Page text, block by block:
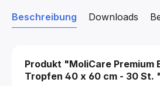
Beschreibung Downloads
Produkt "MoliCare Premium
Tropfen 40 x 60 cm - 30 St.